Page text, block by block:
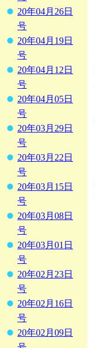
20年04月26日
号
20年04月19日
号
20年04月12日
号
20年04月05日
号
20年03月29日
号
20年03月22日
号
20年03月15日
号
20年03月08日
号
20年03月01日
号
20年02月23日
号
20年02月16日
号
20年02月09日